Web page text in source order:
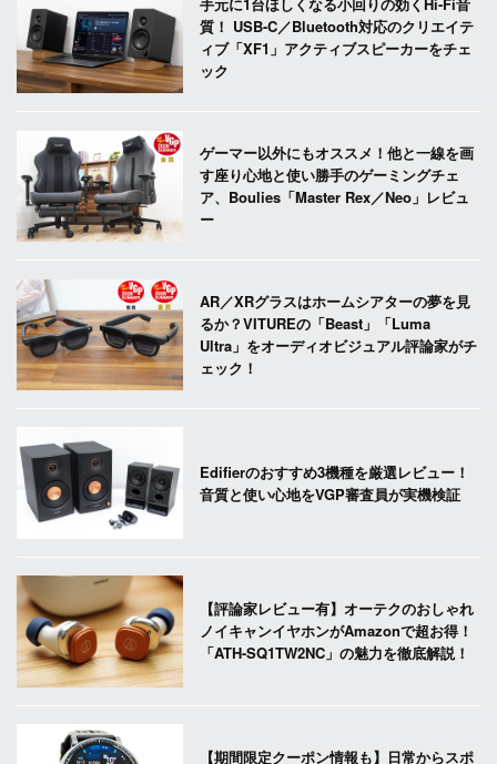
質！ USB-C／Bluetooth対応のクリエイテ
ィブ「XF1」アクティブスピーカーをチェ
ック
ゲーマー以外にもオススメ！他と一線を画
す座り心地と使い勝手のゲーミングチェ
ア、Boulies「Master Rex／Neo」レビュ
ー
AR／XRグラスはホームシアターの夢を見
るか？VITUREの「Beast」「Luma
Ultra」をオーディオビジュアル評論家がチ
ェック！
Edifierのおすすめ3機種を厳選レビュー！
音質と使い心地をVGP審査員が実機検証
【評論家レビュー有】オーテクのおしゃれ
ノイキャンイヤホンがAmazonで超お得！
「ATH-SQ1TW2NC」の魅力を徹底解説！
【期間限定クーポン情報も】日常からスポ